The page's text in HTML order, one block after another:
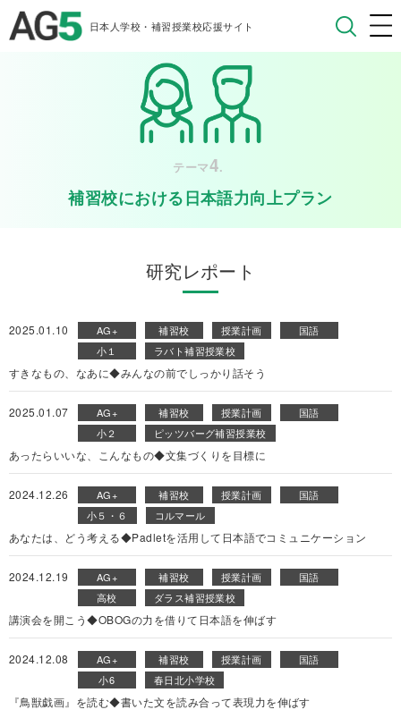
日本人学校・補習授業校応援サイト
テーマ4.
補習校における日本語力向上プラン
研究レポート
2025.01.10 AG+ 補習校 授業計画
国語
小１
ラバト補習授業校
すきなもの、なあに◆みんなの前でしっかり話そう
2025.01.07 AG+ 補習校 授業計画
国語
小２
ピッツバーグ補習授業校
あったらいいな、こんなもの◆文集づくりを目標に
2024.12.26 AG+ 補習校 授業計画
国語
小５・６
コルマール
あなたは、どう考える◆Padletを活用して日本語でコミュニケーション
2024.12.19 AG+ 補習校 授業計画
国語
高校
ダラス補習授業校
講演会を開こう◆OBOGの力を借りて日本語を伸ばす
2024.12.08 AG+ 補習校 授業計画
国語
小6
春日北小学校
『鳥獣戯画』を読む◆書いた文を読み合って表現力を伸ばす